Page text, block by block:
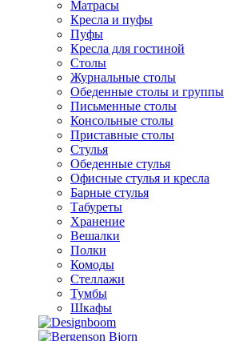
Матрасы
Кресла и пуфы
Пуфы
Кресла для гостиной
Столы
Журнальные столы
Обеденные столы и группы
Письменные столы
Консольные столы
Приставные столы
Стулья
Обеденные стулья
Офисные стулья и кресла
Барные стулья
Табуреты
Хранение
Вешалки
Полки
Комоды
Стеллажи
Тумбы
Шкафы